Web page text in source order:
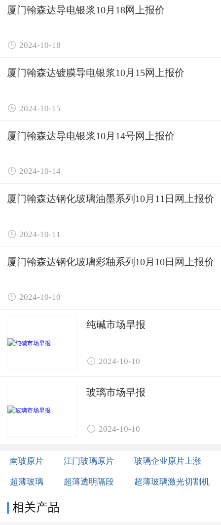
厦门翰森达导电银浆10月18网上报价
 2024-10-18
厦门翰森达镀膜导电银浆10月15网上报价
 2024-10-15
厦门翰森达导电银浆10月14号网上报价
 2024-10-14
厦门翰森达钢化玻璃油墨系列10月11日网上报价
 2024-10-11
厦门翰森达钢化玻璃彩釉系列10月10日网上报价
 2024-10-10
纯碱市场早报
 2024-10-10
玻璃市场早报
 2024-10-10
南玻原片 江门玻璃原片 玻璃企业原片上涨
超薄玻璃 超薄透明隔段 超薄玻璃激光切割机
相关产品